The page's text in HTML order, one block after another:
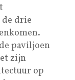
de drie
paviljoen
zijn
op